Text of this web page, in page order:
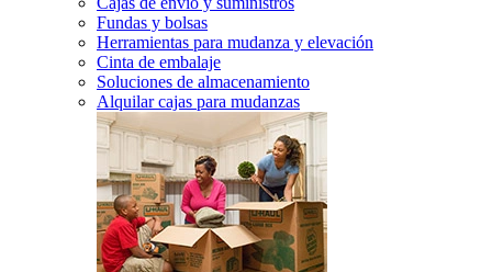
Fundas y bolsas
Herramientas para mudanza y elevación
Cinta de embalaje
Soluciones de almacenamiento
Alquilar cajas para mudanzas